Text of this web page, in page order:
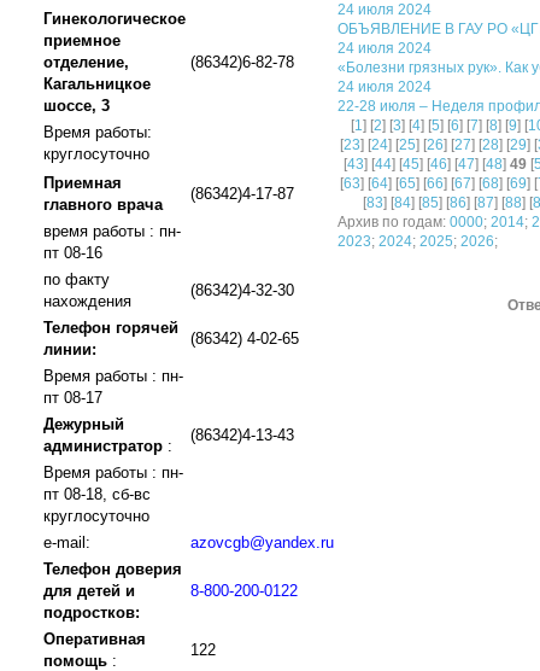
Гинекологическое
приемное
отделение,
Кагальницкое
шоссе, 3
(86342)6-82-78
Время работы:
круглосуточно
Приемная
главного врача
(86342)4-17-87
время работы : пн-
пт 08-16
по факту
нахождения
(86342)4-32-30
Телефон горячей
линии:
(86342) 4-02-65
Время работы : пн-
пт 08-17
Дежурный
администратор :
(86342)4-13-43
Время работы : пн-
пт 08-18, сб-вс
круглосуточно
e-mail:
azovcgb@yandex.ru
Телефон доверия
для детей и
подростков:
8-800-200-0122
Оперативная
помощь :
122
24 июля 2024
ОБЪЯВЛЕНИЕ В ГАУ РО
24 июля 2024
«Болезни грязных рук». Как
24 июля 2024
22-28 июля – Неделя
[1] [2] [3] [4] [5] [6] [7] [8] [9] [
[23] [24] [25] [26] [27] [28] [29] [
[43] [44] [45] [46] [47] [48] 49[
[63] [64] [65] [66] [67] [68] [69] [
[83] [84] [85] [86] [87] [88] [
Архив по годам: 0000; 2014;
2023; 2024; 2025; 2026;